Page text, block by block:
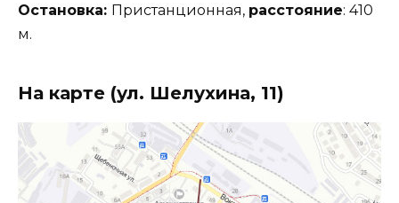
Остановка: Пристанционная, расстояние: 410
м.
На карте (ул. Шелухина, 11)